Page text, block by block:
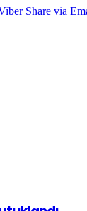
Share via